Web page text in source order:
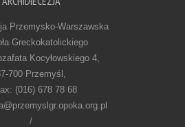
Przemysko-Warszawska
Greckokatolickiego
Kocyłowskiego 4,
700 Przemyśl,
(016) 678 78 68
/